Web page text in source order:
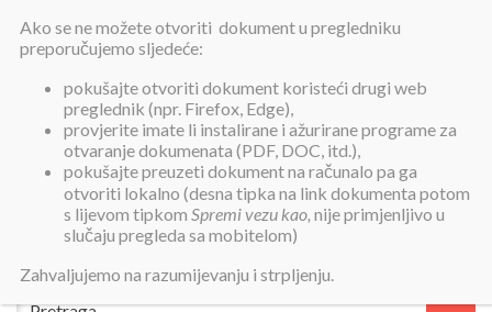
pdf
Objavljeno:2. travnja 2025.
Ako se ne možete otvoriti dokument u pregledniku
preporučujemo sljedeće:
pokušajte otvoriti dokument koristeći drugi web
preglednik (npr. Firefox, Edge),
provjerite imate li instalirane i ažurirane programe za
otvaranje dokumenata (PDF, DOC, itd.),
pokušajte preuzeti dokument na računalo pa ga
otvoriti lokalno (desna tipka na link dokumenta potom
s lijevom tipkom Spremi vezu kao, nije primjenljivo u
slučaju pregleda sa mobitelom)
Zahvaljujemo na razumijevanju i strpljenju.